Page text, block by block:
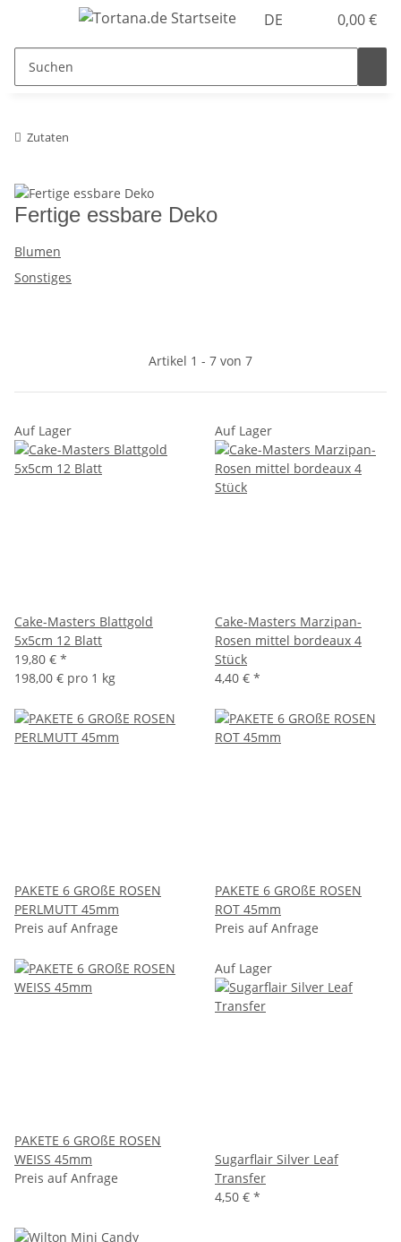
DE 0,00 €
Zutaten
Fertige essbare Deko
Blumen
Sonstiges
Artikel 1 - 7 von 7
Auf Lager
Cake-Masters Blattgold
5x5cm 12 Blatt
19,80 € *
198,00 € pro 1 kg
Auf Lager
Cake-Masters Marzipan-
Rosen mittel bordeaux 4
Stück
4,40 € *
PAKETE 6 GROßE ROSEN
PERLMUTT 45mm
Preis auf Anfrage
PAKETE 6 GROßE ROSEN
ROT 45mm
Preis auf Anfrage
PAKETE 6 GROßE ROSEN
WEISS 45mm
Preis auf Anfrage
Auf Lager
Sugarflair Silver Leaf
Transfer
4,50 € *